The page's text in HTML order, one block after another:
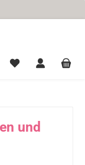
und